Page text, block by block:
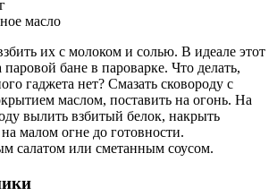
масло
их с молоком и солью. В идеале этот
паровой бане в пароварке. Что делать,
гаджета нет? Смазать сковороду с
маслом, поставить на огонь. На
вылить взбитый белок, накрыть
малом огне до готовности.
салатом или сметанным соусом.